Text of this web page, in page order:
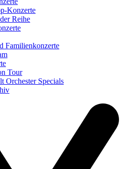
Konzerte
Reihe
Familienkonzerte
Tour
Orchester Specials